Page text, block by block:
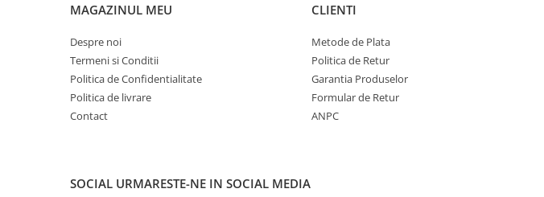
Biax & slefuitor
Pulverizatoare cu aer
Sisteme de Ridicare
MAGAZINUL MEU
Despre noi
Termeni si Conditii
Politica de Confidentialitate
Politica de livrare
Contact
CLIENTI
Metode de Plata
Politica de Retur
Garantia Produselor
Formular de Retur
ANPC
SOCIAL URMARESTE-NE IN SOCIAL MEDIA